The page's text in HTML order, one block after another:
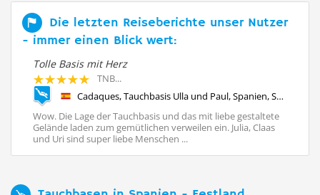
Die letzten Reiseberichte unser Nutzer
- immer einen Blick wert:
Tolle Basis mit Herz
TNB...
Cadaques, Tauchbasis Ulla und Paul, Spanien, Spanien - Festland
Wow. Die Lage der Tauchbasis und das mit liebe gestaltete
Gelände laden zum gemütlichen verweilen ein. Julia, Claas
und Uri sind super liebe Menschen ...